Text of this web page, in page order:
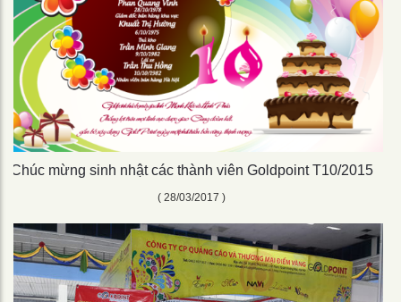
Chúc mừng sinh nhật các thành viên Goldpoint T10/2015
( 28/03/2017 )